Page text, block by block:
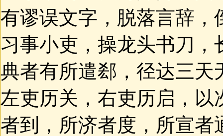
有谬误文字，脱落言辞
习事小吏，操龙头书刀
典者有所遣郄，径达三
左吏历关，右吏历启，
者到，所济者度，所宣